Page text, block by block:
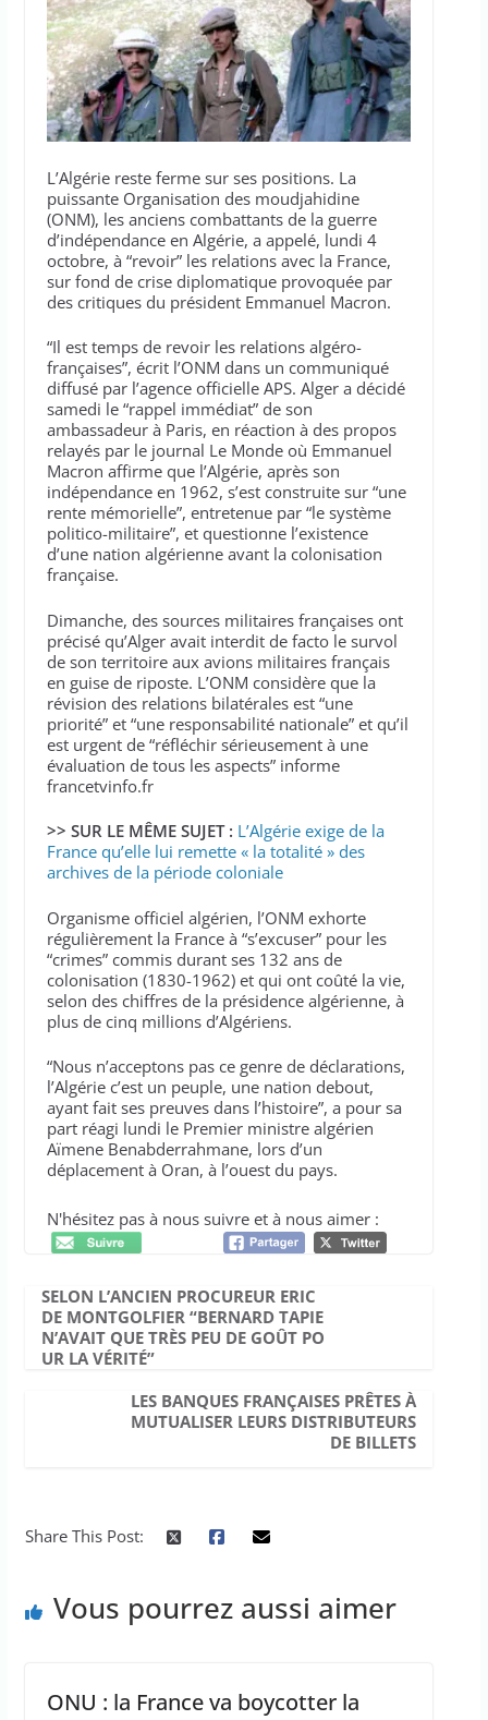
L’Algérie reste ferme sur ses positions. La
puissante Organisation des moudjahidine
(ONM), les anciens combattants de la guerre
d’indépendance en Algérie, a appelé, lundi 4
octobre, à “revoir” les relations avec la France,
sur fond de crise diplomatique provoquée par
des critiques du président Emmanuel Macron.
“Il est temps de revoir les relations algéro-
françaises”, écrit l’ONM dans un communiqué
diffusé par l’agence officielle APS. Alger a décidé
samedi le “rappel immédiat” de son
ambassadeur à Paris, en réaction à des propos
relayés par le journal Le Monde où Emmanuel
Macron affirme que l’Algérie, après son
indépendance en 1962, s’est construite sur “une
rente mémorielle”, entretenue par “le système
politico-militaire”, et questionne l’existence
d’une nation algérienne avant la colonisation
française.
Dimanche, des sources militaires françaises ont
précisé qu’Alger avait interdit de facto le survol
de son territoire aux avions militaires français
en guise de riposte. L’ONM considère que la
révision des relations bilatérales est “une
priorité” et “une responsabilité nationale” et qu’il
est urgent de “réfléchir sérieusement à une
évaluation de tous les aspects” informe
francetvinfo.fr
>> SUR LE MÊME SUJET : L’Algérie exige de la
France qu’elle lui remette « la totalité » des
archives de la période coloniale
Organisme officiel algérien, l’ONM exhorte
régulièrement la France à “s’excuser” pour les
“crimes” commis durant ses 132 ans de
colonisation (1830-1962) et qui ont coûté la vie,
selon des chiffres de la présidence algérienne, à
plus de cinq millions d’Algériens.
“Nous n’acceptons pas ce genre de déclarations,
l’Algérie c’est un peuple, une nation debout,
ayant fait ses preuves dans l’histoire”, a pour sa
part réagi lundi le Premier ministre algérien
Aïmene Benabderrahmane, lors d’un
déplacement à Oran, à l’ouest du pays.
N'hésitez pas à nous suivre et à nous aimer :
SELON L’ANCIEN PROCUREUR ERIC
DE MONTGOLFIER “BERNARD TAPIE
N’AVAIT QUE TRÈS PEU DE GOÛT PO
UR LA VÉRITÉ”
LES BANQUES FRANÇAISES PRÊTES À
MUTUALISER LEURS DISTRIBUTEURS
DE BILLETS
Share This Post:
Vous pourrez aussi aimer
ONU : la France va boycotter la